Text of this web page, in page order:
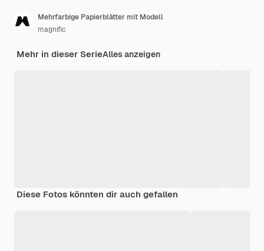
Mehrfarbige Papierblätter mit Modell
magnific
Mehr in dieser SerieAlles anzeigen
Diese Fotos könnten dir auch gefallen